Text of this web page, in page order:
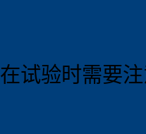
在试验时需要